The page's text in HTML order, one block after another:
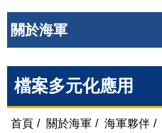
關於海軍
檔案多元化應用
首頁 / 關於海軍 / 海軍夥伴 /